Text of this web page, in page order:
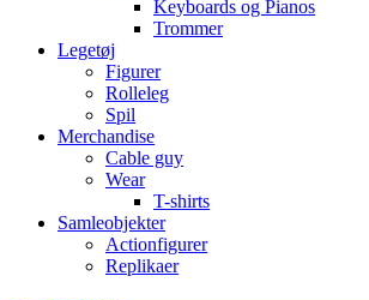
Keyboards og Pianos
Trommer
Legetøj
Figurer
Rolleleg
Spil
Merchandise
Cable guy
Wear
T-shirts
Samleobjekter
Actionfigurer
Replikaer